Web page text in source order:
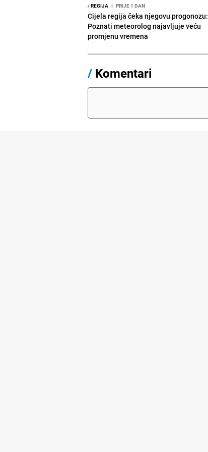
/REGIJA I PRIJE 1 DAN
Cijela regija čeka njegovu progonozu:
Poznati meteorolog najavljuje veću
promjenu vremena
/ Komentari